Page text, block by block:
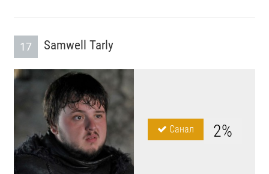
17 Samwell Tarly
Санал 2%